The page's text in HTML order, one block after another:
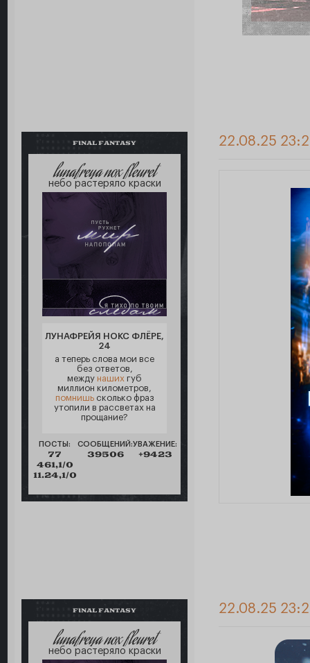
FINAL FANTASY
lunafreya nox fleuret
небо растеряло краски
ЛУНАФРЕЙЯ НОКС ФЛЁРЕ,
24
а теперь слова мои все
без ответов,
между наших губ
миллион километров,
помнишьсколько фраз
утопили в рассветах на
прощание?
ПОСТЫ:
77
461,1/0
11.24,1/0
СООБЩЕНИЙ:
39506
УВАЖЕНИЕ:
+9423
22.08.25
FINAL FANTASY
lunafreya nox fleuret
небо растеряло краски
22.08.25